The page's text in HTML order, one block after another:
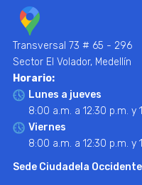
Transversal 73 # 65 - 296
Sector El Volador, Medellín
Horario:
Lunes a jueves
8:00 a.m. a 12:30 p.m. y
Viernes
8:00 a.m. a 12:30 p.m. y
Sede Ciudadela Occidente